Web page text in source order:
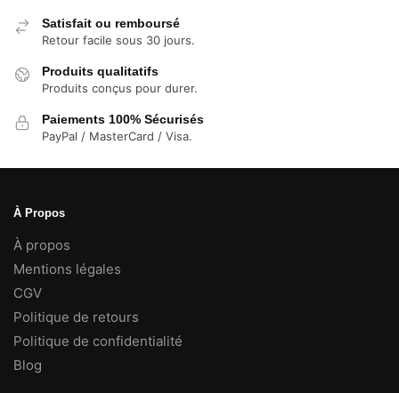
Satisfait ou remboursé
Retour facile sous 30 jours.
Produits qualitatifs
Produits conçus pour durer.
Paiements 100% Sécurisés
PayPal / MasterCard / Visa.
À Propos
À propos
Mentions légales
CGV
Politique de retours
Politique de confidentialité
Blog